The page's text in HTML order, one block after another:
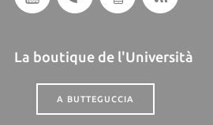
La boutique de l'Università
A BUTTEGUCCIA